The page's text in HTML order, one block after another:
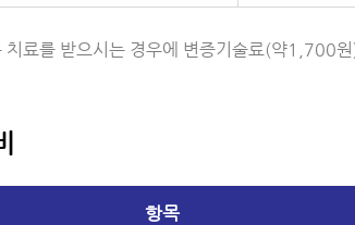
치료를 받으시는 경우에 변증기술료(약1,700
항목